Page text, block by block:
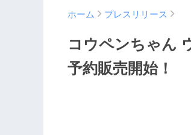
ホーム プレスリリース
コウペンちゃん
予約販売開始！